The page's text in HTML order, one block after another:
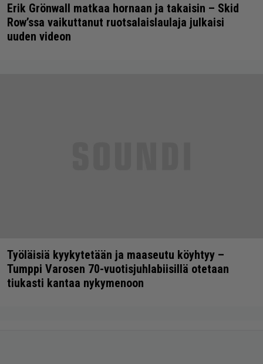
Erik Grönwall matkaa hornaan ja takaisin – Skid
Row’ssa vaikuttanut ruotsalaislaulaja julkaisi
uuden videon
Työläisiä kyykytetään ja maaseutu köyhtyy –
Tumppi Varosen 70-vuotisjuhlabiisillä otetaan
tiukasti kantaa nykymenoon